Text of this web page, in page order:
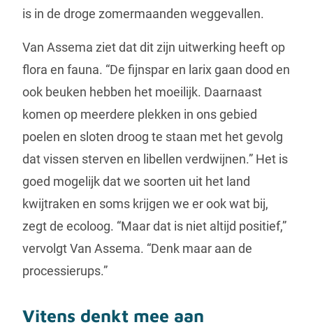
is in de droge zomermaanden weggevallen.
Van Assema ziet dat dit zijn uitwerking heeft op
flora en fauna. “De fijnspar en larix gaan dood en
ook beuken hebben het moeilijk. Daarnaast
komen op meerdere plekken in ons gebied
poelen en sloten droog te staan met het gevolg
dat vissen sterven en libellen verdwijnen.” Het is
goed mogelijk dat we soorten uit het land
kwijtraken en soms krijgen we er ook wat bij,
zegt de ecoloog. “Maar dat is niet altijd positief,”
vervolgt Van Assema. “Denk maar aan de
processierups.”
Vitens denkt mee aan